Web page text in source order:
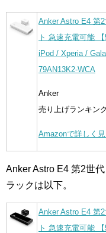
Anker Astro E4 第
ト 急速充電可能
iPod / Xperia /
79AN13K2-WCA
Anker
売り上げランキン
Amazonで詳しく
Anker Astro E4 第2世
ラックは以下。
Anker Astro E4 第
ト 急速充電可能